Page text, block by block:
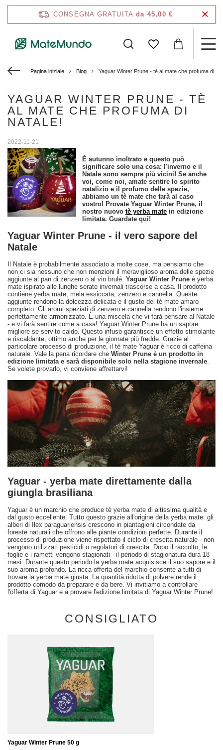
CONSEGNA GRATUITA da 45,00 €
Pagina iniziale Blog Yaguar Winter Prune - tè al mate che profuma di
YAGUAR WINTER PRUNE - TÈ
AL MATE CHE PROFUMA DI
NATALE!
2022-11-21
È autunno inoltrato e questo può
significare solo una cosa: l'inverno e il
Natale sono sempre più vicini! Se anche
voi, come noi, amate sentire lo spirito
natalizio e il profumo delle spezie,
abbiamo un tè mate che farà al caso
vostro! Provate Yaguar Winter Prune, il
nostro nuovo tè yerba matein edizione
limitata. Guardate qui!
Yaguar Winter Prune - il vero sapore del
Natale
Il Natale è probabilmente associato a molte cose, ma pensiamo che
non ci sia nessuno che non menzioni il meraviglioso aroma delle spezie
aggiunte al pan di zenzero o al vin brulé. Yaguar Winter Prune è yerba
mate ispirato alle lunghe serate invernali trascorse a casa. Il prodotto
contiene yerba mate, mela essiccata, zenzero e cannella. Queste
aggiunte rendono la dolcezza delicata e il gusto del tè mate amaro
completo. Gli aromi speziati di zenzero e cannella rendono l'insieme
perfettamente armonizzato. È una miscela che vi farà pensare al Natale
- e vi farà sentire come a casa! Yaguar Winter Prune ha un sapore
migliore se servito caldo. Questo infuso garantisce un effetto stimolante
e riscaldante, ottimo anche per le giornate più fredde. Grazie al
particolare processo di produzione, il tè mate Yaguar è ricco di caffeina
naturale. Vale la pena ricordare che Winter Prune è un prodotto in
edizione limitata e sarà disponibile solo nella stagione invernale.
Se volete provarlo, vi conviene affrettarvi!
Yaguar - yerba mate direttamente dalla
giungla brasiliana
Yaguar è un marchio che produce tè yerba mate di altissima qualità e
dal gusto eccellente. Tutto questo grazie all'origine della yerba mate: gli
alberi di Ilex paraguariensis crescono in piantagioni circondate da
foreste naturali che offrono alle piante condizioni perfette. Durante il
processo di produzione viene rispettato il ciclo di crescita naturale - non
vengono utilizzati pesticidi o regolatori di crescita. Dopo il raccolto, le
foglie e i rametti vengono stagionati - il periodo di stagionatura dura 18
mesi. Durante questo periodo la yerba mate acquisisce il suo sapore e il
suo aroma profondo. La ricca offerta del marchio consente a tutti di
trovare la yerba mate giusta. La quantità ridotta di polvere rende il
prodotto comodo da preparare e da bere. Vi invitiamo a controllare
l'offerta di Yaguar e a provare l'edizione limitata di Yaguar Winter Prune!
CONSIGLIATO
Yaguar Winter Prune 50 g